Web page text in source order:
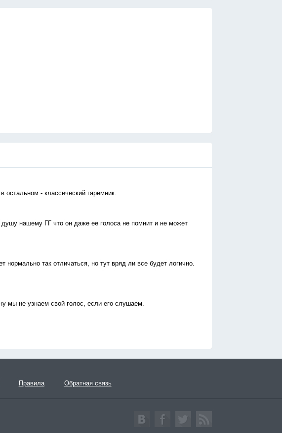
остальном - классический гаремник.
нашему ГГ что он даже ее голоса не помнит и не может
нормально так отличаться, но тут вряд ли все будет логично.
мы не узнаем свой голос, если его слушаем.
Правила Обратная связь